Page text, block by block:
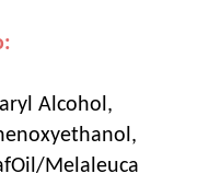
Alcohol,
Melaleuca